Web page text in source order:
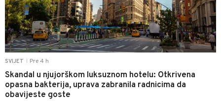
SVIJET Pre 4 h
Skandal u njujorškom luksuznom hotelu: Otkrivena
opasna bakterija, uprava zabranila radnicima da
obavijeste goste